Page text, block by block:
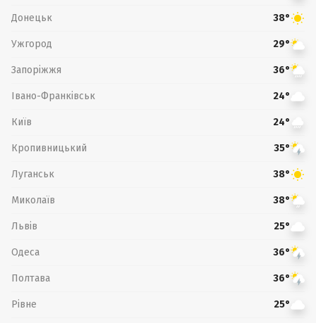
Донецьк 38°
Ужгород 29°
Запоріжжя 36°
Івано-Франківськ 24°
Київ 24°
Кропивницький 35°
Луганськ 38°
Миколаїв 38°
Львів 25°
Одеса 36°
Полтава 36°
Рівне 25°